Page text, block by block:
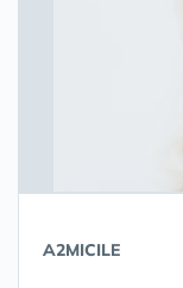
A2MICILE